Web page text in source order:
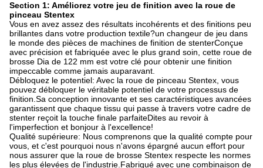
Section 1: Améliorez votre jeu de finition avec la roue de
pinceau Stentex
Vous en avez assez des résultats incohérents et des finitions peu
brillantes dans votre production textile?un changeur de jeu dans
le monde des pièces de machines de finition de stenterConçue
avec précision et fabriquée avec le plus grand soin, cette roue de
brosse Dia de 122 mm est votre clé pour obtenir une finition
impeccable comme jamais auparavant.
Débloquez le potentiel: Avec la roue de pinceau Stentex, vous
pouvez débloquer le véritable potentiel de votre processus de
finition.Sa conception innovante et ses caractéristiques avancées
garantissent que chaque tissu qui passe à travers votre cadre de
stenter reçoit la touche finale parfaiteDites au revoir à
l'imperfection et bonjour à l'excellence!
Qualité supérieure: Nous comprenons que la qualité compte pour
vous, et c'est pourquoi nous n'avons épargné aucun effort pour
nous assurer que la roue de brosse Stentex respecte les normes
les plus élevées de l'industrie.Fabriqué avec une combinaison de